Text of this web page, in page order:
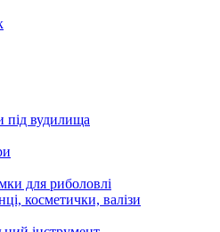
під вудилища
для риболовлі
косметички, валізи